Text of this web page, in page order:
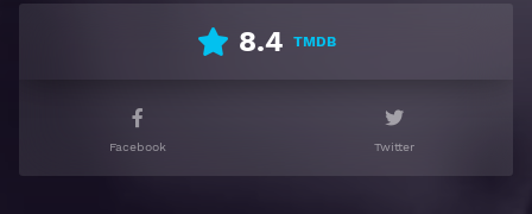
8.4 TMDB
Facebook Twitter